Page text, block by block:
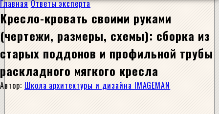
Главная Ответы эксперта
Кресло-кровать своими руками
(чертежи, размеры, схемы): сборка из
старых поддонов и профильной трубы
раскладного мягкого кресла
Автор: Школа архитектуры и дизайна IMAGEMAN